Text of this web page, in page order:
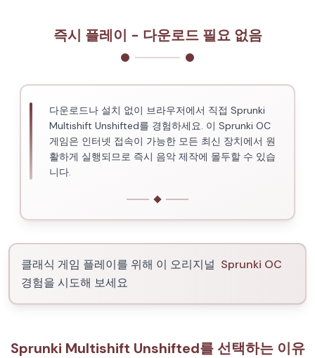
즉시 플레이 - 다운로드 필요 없음
다운로드나 설치 없이 브라우저에서 직접 Sprunki
Multishift Unshifted를 경험하세요. 이 Sprunki OC
게임은 인터넷 접속이 가능한 모든 최신 장치에서 원
활하게 실행되므로 즉시 음악 제작에 몰두할 수 있습
니다.
클래식 게임 플레이를 위해 이 오리지널 Sprunki OC
경험을 시도해 보세요
Sprunki Multishift Unshifted를 선택하는 이유